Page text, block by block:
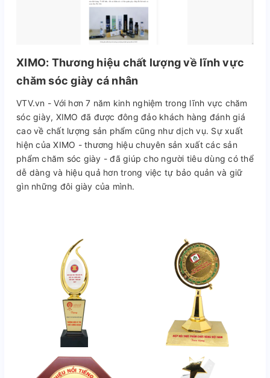
XIMO: Thương hiệu chất lượng về lĩnh vực
chăm sóc giày cá nhân
VTV.vn - Với hơn 7 năm kinh nghiệm trong lĩnh vực chăm
sóc giày, XIMO đã được đông đảo khách hàng đánh giá
cao về chất lượng sản phẩm cũng như dịch vụ. Sự xuất
hiện của XIMO - thương hiệu chuyên sản xuất các sản
phẩm chăm sóc giày - đã giúp cho người tiêu dùng có thể
dễ dàng và hiệu quả hơn trong việc tự bảo quản và giữ
gìn những đôi giày của mình.